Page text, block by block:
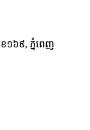
ខ១៦៩, ភ្នំពេញ